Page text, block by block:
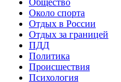
Около спорта
Отдых в России
Отдых за границей
ПДД
Политика
Происшествия
Психология